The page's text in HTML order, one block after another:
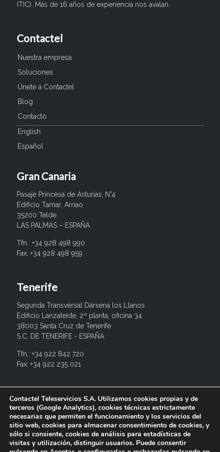
(TIC). Más de 16 años de experiencia nos avalan.
Contactel
Nuestra empresa
Soluciones
Únete a Contactel
Blog
Contacto
English
Español
Gran Canaria
Pasaje Princesa de Asturias, N°4
Edificio Tamar, Arnao
35200 Telde
LAS PALMAS – ESPAÑA
Tfn.: +34 928 498 990
Fax: +34 928 498 959
Tenerife
Segunda Transversal Dársena los Llanos
Edificio Lanzateide. 2ª planta, oficina 34
38003 Santa Cruz de Tenerife
S.C. DE TENERIFE - ESPAÑA
Tfn.: +34 922 842 720
Fax: +34 922 235 021
info@contactel.es
Contactel Teleservicios S.A. Utilizamos cookies propias y de
terceros (Google Analytics), cookies técnicas estrictamente
necesarias que permiten el funcionamiento y los servicios del
sitio web, cookies para almacenar consentimiento de cookies, y
sólo si consiente, cookies de análisis para estadísticas de
visitas y utilización, distinguir usuarios. Puede consentir